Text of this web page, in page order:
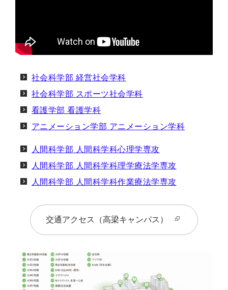
社会科学部 経営社会学科
社会科学部 スポーツ社会学科
看護学部 看護学科
アニメーション学部 アニメーション学科
人間科学部 人間科学科心理学専攻
人間科学部 人間科学科理学療法学専攻
人間科学部 人間科学科作業療法学専攻
交通アクセス（高梁キャンパス）